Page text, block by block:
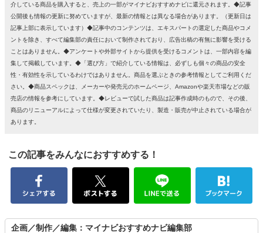
介している商品を購入すると、売上の一部がマイナビおすすめナビに還元されます。◆記事
公開後も情報の更新に努めていますが、最新の情報とは異なる場合があります。（更新日は
記事上部に表示しています）◆記事中のコンテンツは、エキスパートの選定した商品やコメ
ントを除き、すべて編集部の責任において制作されており、広告出稿の有無に影響を受ける
ことはありません。◆アンケートや外部サイトから提供を受けるコメントは、一部内容を編
集して掲載しています。◆「選び方」で紹介している情報は、必ずしも個々の商品の安全
性・有効性を示しているわけではありません。商品を選ぶときの参考情報としてご利用くだ
さい。◆商品スペックは、メーカーや発売元のホームページ、Amazonや楽天市場などの販
売店の情報を参考にしています。◆レビューで試した商品は記事作成時のもので、その後、
商品のリニューアルによって仕様が変更されていたり、製造・販売が中止されている場合が
あります。
この記事をみんなにおすすめする！
企画／制作／編集：マイナビおすすめナビ編集部